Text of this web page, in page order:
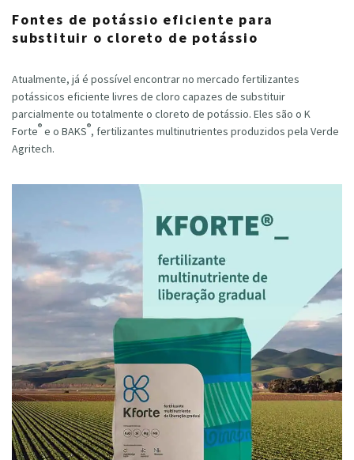
Fontes de potássio eficiente para
substituir o cloreto de potássio
Atualmente, já é possível encontrar no mercado fertilizantes
potássicos eficiente livres de cloro capazes de substituir
parcialmente ou totalmente o cloreto de potássio. Eles são o K
Forte® e o BAKS®, fertilizantes multinutrientes produzidos pela Verde
Agritech.